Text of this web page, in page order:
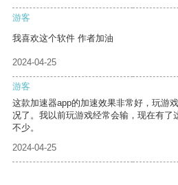
游客
我喜欢这个软件 作者加油
2024-04-25
游客
这款加速器app的加速效果非常好，玩游
况了。我以前玩游戏经常会输，现在有了
不少。
2024-04-25